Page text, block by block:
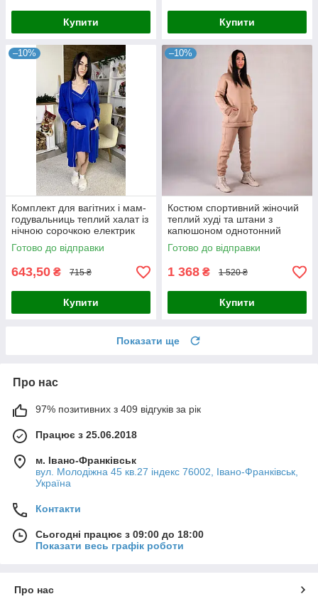
Купити Купити
–10%
Комплект для вагітних і мам-
годувальниць теплий халат із
нічною сорочкою електрик
р.44-58
Готово до відправки
643,50 ₴ 715 ₴
Купити
–10%
Костюм спортивний жіночий
теплий худі та штани з
капюшоном однотонний
бежевий 44-58р
Готово до відправки
1 368 ₴ 1 520 ₴
Купити
Показати ще
Про нас
97% позитивних з 409 відгуків за рік
Працює з 25.06.2018
м. Івано-Франківськ
вул. Молодіжна 45 кв.27 індекс 76002, Івано-Франківськ,
Україна
Контакти
Сьогодні працює з 09:00 до 18:00
Показати весь графік роботи
Про нас